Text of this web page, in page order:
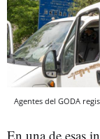
Agentes del GODA
En una de esas